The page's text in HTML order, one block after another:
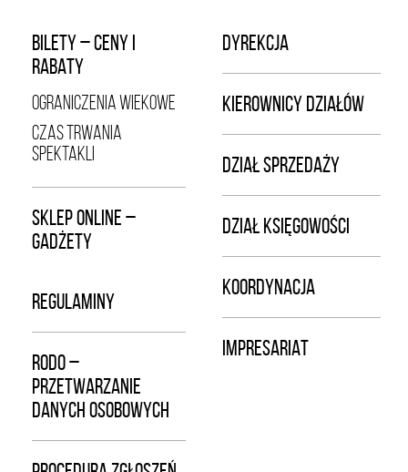
BILETY – CENY I
RABATY
OGRANICZENIA WIEKOWE
CZAS TRWANIA
SPEKTAKLI
SKLEP ONLINE –
GADŻETY
REGULAMINY
RODO –
PRZETWARZANIE
DANYCH OSOBOWYCH
DYREKCJA
KIEROWNICY DZIAŁÓW
DZIAŁ SPRZEDAŻY
DZIAŁ KSIĘGOWOŚCI
KOORDYNACJA
IMPRESARIAT